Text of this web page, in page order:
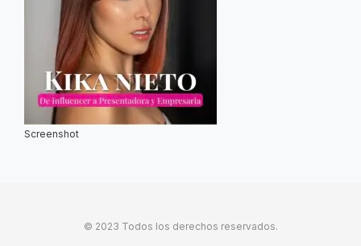
Screenshot
© 2023 Todos los derechos reservados.